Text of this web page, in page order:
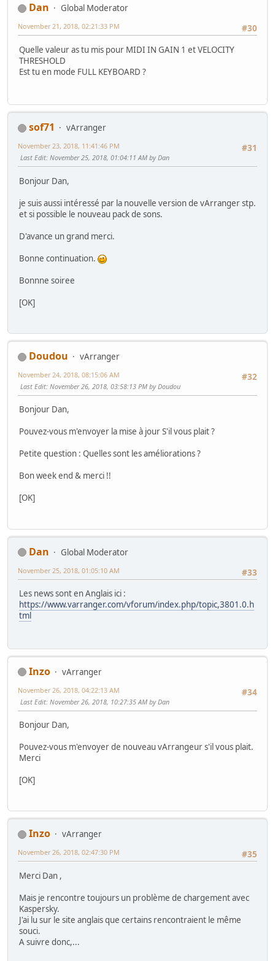
Dan
Global Moderator
#30
November 21, 2018, 02:21:33 PM
Quelle valeur as tu mis pour MIDI IN GAIN 1 et VELOCITY
THRESHOLD
Est tu en mode FULL KEYBOARD ?
sof71
vArranger
#31
November 23, 2018, 11:41:46 PM
Last Edit: November 25, 2018, 01:04:11 AM by Dan
Bonjour Dan,
je suis aussi intéressé par la nouvelle version de vArranger stp.
et si possible le nouveau pack de sons.
D'avance un grand merci.
Bonne continuation.
Bonnne soiree
[OK]
Doudou
vArranger
#32
November 24, 2018, 08:15:06 AM
Last Edit: November 26, 2018, 03:58:13 PM by Doudou
Bonjour Dan,
Pouvez-vous m'envoyer la mise à jour S'il vous plait ?
Petite question : Quelles sont les améliorations ?
Bon week end & merci !!
[OK]
Dan
Global Moderator
#33
November 25, 2018, 01:05:10 AM
Les news sont en Anglais ici :
https://www.varranger.com/vforum/index.php/topic,3801.0.h
tml
Inzo
vArranger
#34
November 26, 2018, 04:22:13 AM
Last Edit: November 26, 2018, 10:27:35 AM by Dan
Bonjour Dan,
Pouvez-vous m'envoyer de nouveau vArrangeur s'il vous plait.
Merci
[OK]
Inzo
vArranger
#35
November 26, 2018, 02:47:30 PM
Merci Dan ,
Mais je rencontre toujours un problème de chargement avec
Kaspersky.
J'ai lu sur le site anglais que certains rencontraient le même
souci.
A suivre donc,...